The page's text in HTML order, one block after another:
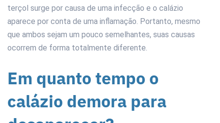
terçol surge por causa de uma infecção e o calázio
aparece por conta de uma inflamação. Portanto, mesmo
que ambos sejam um pouco semelhantes, suas causas
ocorrem de forma totalmente diferente.
Em quanto tempo o
calázio demora para